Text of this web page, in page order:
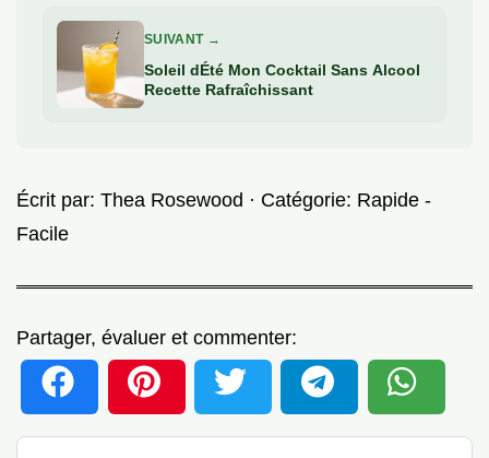
SUIVANT →
Soleil dÉté Mon Cocktail Sans Alcool
Recette Rafraîchissant
Écrit par: Thea Rosewood · Catégorie: Rapide -
Facile
Partager, évaluer et commenter: